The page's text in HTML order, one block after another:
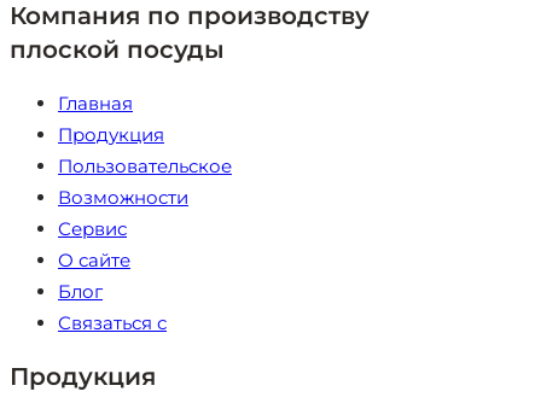
Компания по производству
плоской посуды
Главная
Продукция
Пользовательское
Возможности
Сервис
О сайте
Блог
Связаться с
Продукция